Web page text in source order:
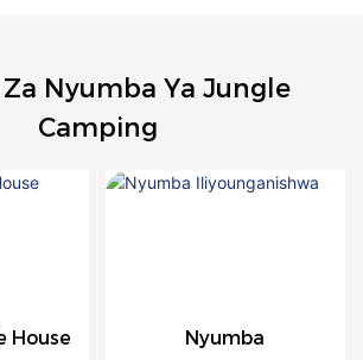
Nyumba Ya Jungle
Camping
House
Nyumba